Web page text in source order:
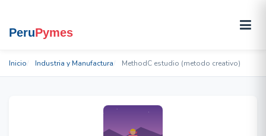
Inicio Industria y Manufactura MethodC estudio (metodo creativo)